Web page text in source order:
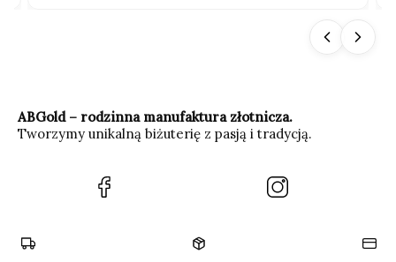
ABGold – rodzinna manufaktura złotnicza.
Tworzymy unikalną biżuterię z pasją i tradycją.
(Otwiera
się